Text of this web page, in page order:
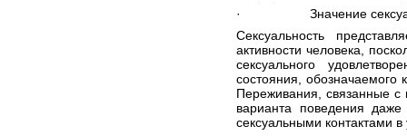
· Значение
Сексуальность
активности человека,
сексуального
состояния, обозначаемого
Переживания, связанные с
варианта поведения
сексуальными контактами